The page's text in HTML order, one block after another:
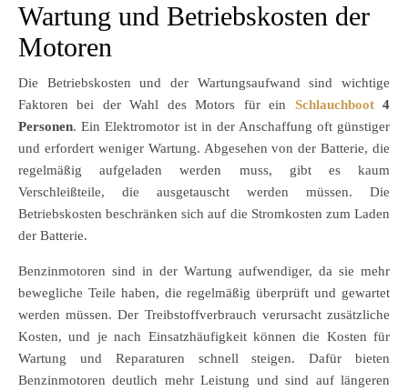
Wartung und Betriebskosten der
Motoren
Die Betriebskosten und der Wartungsaufwand sind wichtige
Faktoren bei der Wahl des Motors für ein Schlauchboot4
Personen. Ein Elektromotor ist in der Anschaffung oft günstiger
und erfordert weniger Wartung. Abgesehen von der Batterie, die
regelmäßig aufgeladen werden muss, gibt es kaum
Verschleißteile, die ausgetauscht werden müssen. Die
Betriebskosten beschränken sich auf die Stromkosten zum Laden
der Batterie.
Benzinmotoren sind in der Wartung aufwendiger, da sie mehr
bewegliche Teile haben, die regelmäßig überprüft und gewartet
werden müssen. Der Treibstoffverbrauch verursacht zusätzliche
Kosten, und je nach Einsatzhäufigkeit können die Kosten für
Wartung und Reparaturen schnell steigen. Dafür bieten
Benzinmotoren deutlich mehr Leistung und sind auf längeren